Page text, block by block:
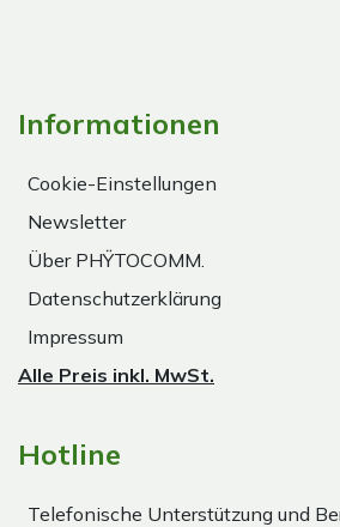
Informationen
Cookie-Einstellungen
Newsletter
Über PHŸTOCOMM.
Datenschutzerklärung
Impressum
Alle Preis inkl. MwSt.
Hotline
Telefonische Unterstützung und